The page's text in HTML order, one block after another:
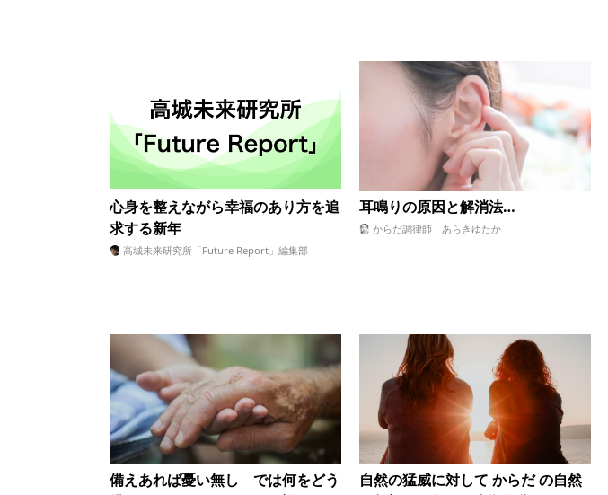
心身を整えながら幸福のあり方を追
求する新年
高城未来研究所「Future Report」編集部
耳鳴りの原因と解消法…
からだ調律師 あらきゆたか
備えあれば憂い無し では何をどう
自然の猛威に対して からだ の自然